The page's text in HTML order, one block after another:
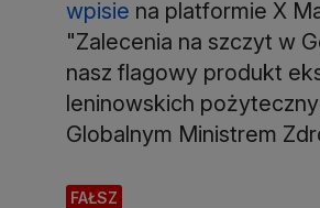
wpisie na platformie X
"Zalecenia na szczyt w
nasz flagowy produkt
leninowskich
Globalnym Ministrem
FAŁSZ